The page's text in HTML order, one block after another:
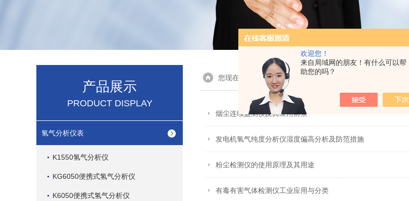
欢迎您！
来自局域网的朋友！有什么可以帮
助您的吗？
产品展示
PRODUCT DISPLAY
氢气分析仪表
K1550氢气分析仪
KG6050便携式氢气分析仪
K6050便携式氢气分析仪
您现在的位置：首页> 技术支持
烟尘连续监测仪及其应用前景
发电机氢气纯度分析仪湿度偏高分析及防范措施
粉尘检测仪的使用原理及其用途
有毒有害气体检测仪工业应用与分类